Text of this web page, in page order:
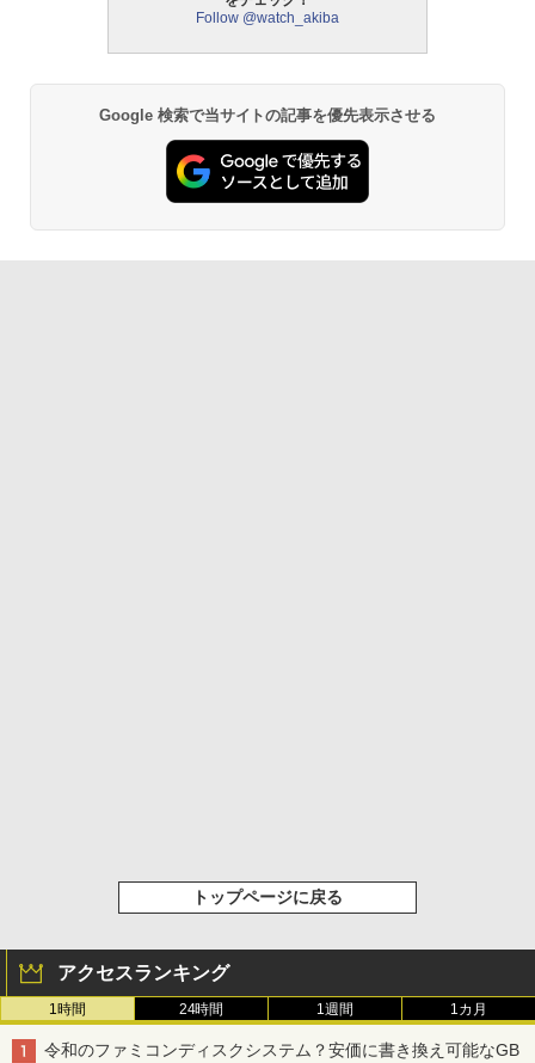
Follow @watch_akiba
Google 検索で当サイトの記事を優先表示させる
トップページに戻る
アクセスランキング
1時間 24時間 1週間 1カ月
令和のファミコンディスクシステム？安価に書き換え可能なGB